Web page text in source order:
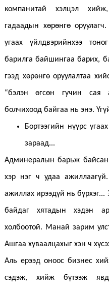
компанитай хэлцэл
гадаадын хөрөнгө
угаах үйлдвэрийнхээ
барилга байшингаа барих,
гээд хөрөнгө оруулалтаа
“бэлэн өгсөн гучин сая
болчихоод байгаа нь энэ.
Бортээгийн нүүрс
зараад...
Админералын барьж байсан
хэр нэг ч удаа
ажиллах ирээдүй нь
байдаг хятадын хэдэн
холбоотой. Манай зарим
Ашгаа хуваалцахыг хэн ч
Аль ерээд оноос бизнес
сэдэж, хийж бүтээж